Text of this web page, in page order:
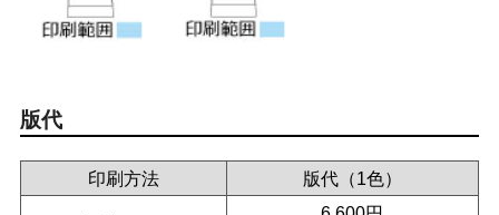
版代
印刷方法 版代（1色）